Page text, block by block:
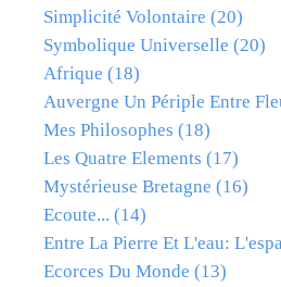
Simplicité Volontaire (20)
Symbolique Universelle (20)
Afrique (18)
Auvergne Un Périple Entre
Mes Philosophes (18)
Les Quatre Elements (17)
Mystérieuse Bretagne (16)
Ecoute... (14)
Entre La Pierre Et L'eau:
Ecorces Du Monde (13)